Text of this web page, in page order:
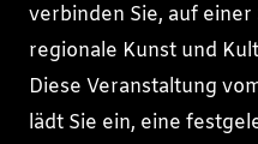
verbinden Sie, auf
regionale Kunst und
Diese Veranstaltung
lädt Sie ein, eine